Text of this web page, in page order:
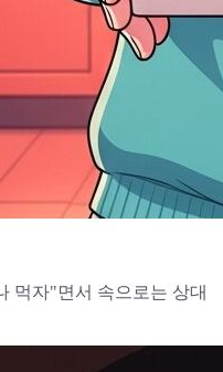
먹자"면서 속으로는 상대